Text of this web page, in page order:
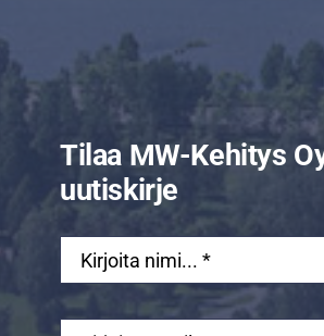
Tilaa MW-Kehitys
uutiskirje